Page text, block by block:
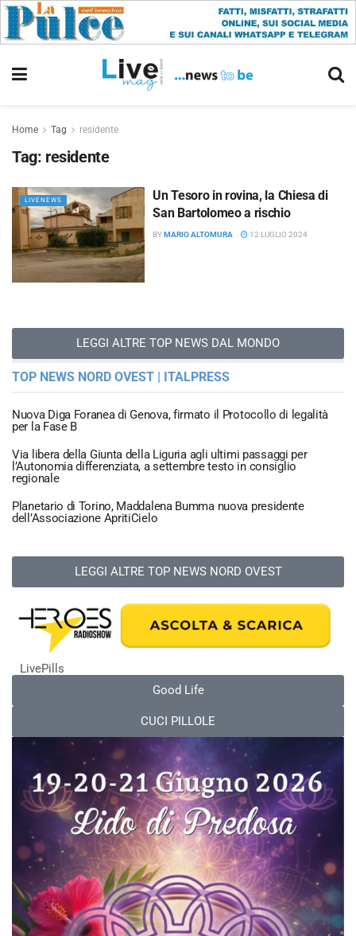
Home Tag residente
Tag: residente
LIVENEWS
Un Tesoro in rovina, la Chiesa di
San Bartolomeo a rischio
BYMARIO ALTOMURA 12 LUGLIO 2024
LEGGI ALTRE TOP NEWS DAL MONDO
TOP NEWS NORD OVEST | ITALPRESS
Nuova Diga Foranea di Genova, firmato il Protocollo di legalità
per la Fase B
Via libera della Giunta della Liguria agli ultimi passaggi per
l’Autonomia differenziata, a settembre testo in consiglio
regionale
Planetario di Torino, Maddalena Bumma nuova presidente
dell’Associazione ApritiCielo
LEGGI ALTRE TOP NEWS NORD OVEST
LivePills
Good Life
CUCI PILLOLE